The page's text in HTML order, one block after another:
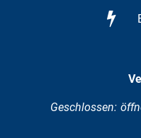
Klicken, um
Geschlossen: